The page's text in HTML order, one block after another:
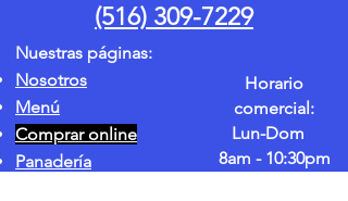
clientes que pueden comprar con
confianza.
una excelente manera de generar
que pueden comprarle con confianza.
(516) 309-7229
Nuestras páginas:
Nosotros
Menú
Comprar online
Panadería
Horario
comercial:
Lun-Dom
8am - 10:30pm